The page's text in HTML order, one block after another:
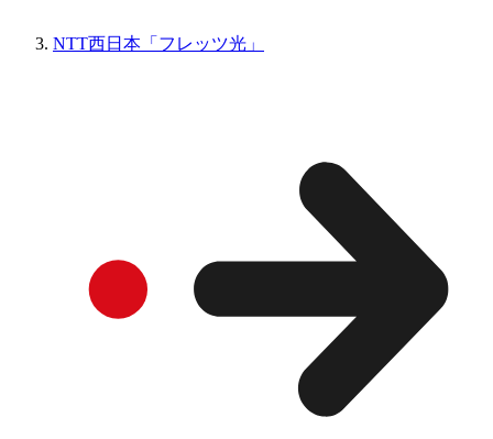
NTT西日本「フレッツ光」